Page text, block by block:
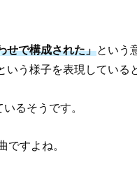
せで構成された」という
う様子を表現している
るそうです。
ですよね。